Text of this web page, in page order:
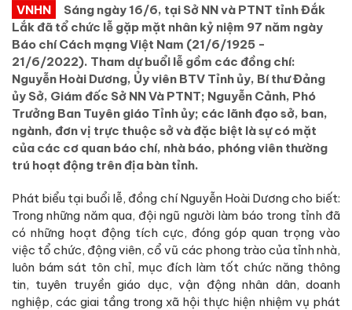
VNHN
Sáng ngày 16/6, tại Sở NN và PTNT tỉnh Đắk
Lắk đã tổ chức lễ gặp mặt nhân kỷ niệm 97 năm ngày
Báo chí Cách mạng Việt Nam (21/6/1925 -
21/6/2022). Tham dự buổi lễ gồm các đồng chí:
Nguyễn Hoài Dương, Ủy viên BTV Tỉnh ủy, Bí thư Đảng
ủy Sở, Giám đốc Sở NN Và PTNT; Nguyễn Cảnh, Phó
Trưởng Ban Tuyên giáo Tỉnh ủy; các lãnh đạo sở, ban,
ngành, đơn vị trực thuộc sở và đặc biệt là sự có mặt
của các cơ quan báo chí, nhà báo, phóng viên thường
trú hoạt động trên địa bàn tỉnh.
Phát biểu tại buổi lễ, đồng chí Nguyễn Hoài Dương cho biết:
Trong những năm qua, đội ngũ người làm báo trong tỉnh đã
có những hoạt động tích cực, đóng góp quan trọng vào
việc tổ chức, động viên, cổ vũ các phong trào của tỉnh nhà,
luôn bám sát tôn chỉ, mục đích làm tốt chức năng thông
tin, tuyên truyền giáo dục, vận động nhân dân, doanh
nghiệp, các giai tầng trong xã hội thực hiện nhiệm vụ phát